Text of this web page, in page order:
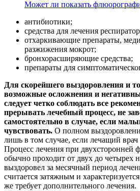
Может ли показать
антибиотики;
средства для лечения
отхаркивающие препараты,
разжижения мокрот;
бронхорасширяющие средства;
препараты для
Для скорейшего выздоровления и
возможные осложнения и
следует четко соблюдать все
прерывать лечебный процесс, не
самостоятельно в случае, если
чувствовать. О полном
лишь в том случае, если лечащий
Процесс лечения при двухсторонней
обычно проходит от двух до четырех
выздоровел за месячный период
считается затяжным и
же требует дополнительного лечения.